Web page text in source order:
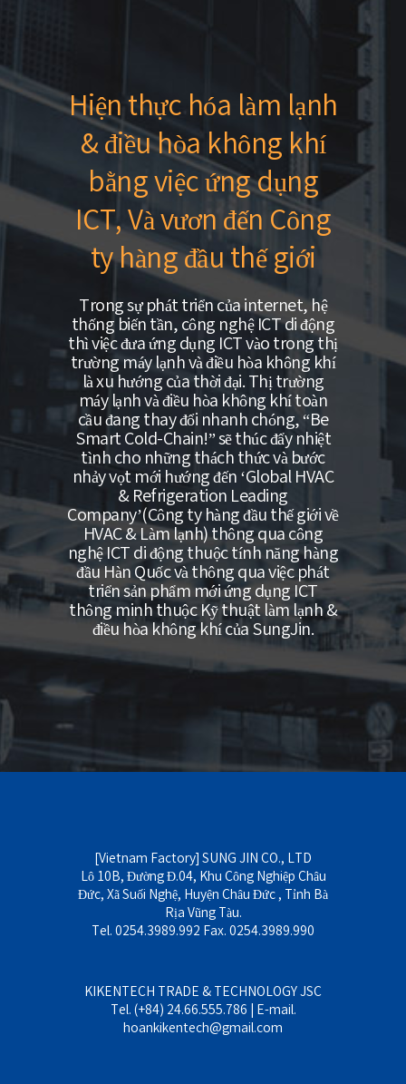
Hiện thực hóa làm lạnh
& điều hòa không khí
bằng việc ứng dụng
ICT, Và vươn đến Công
ty hàng đầu thế giới
Trong sự phát triển của internet, hệ
thống biến tần, công nghệ ICT di động
thì việc đưa ứng dụng ICT vào trong thị
trường máy lạnh và điều hòa không khí
là xu hướng của thời đại. Thị trường
máy lạnh và điều hòa không khí toàn
cầu đang thay đổi nhanh chóng, “Be
Smart Cold-Chain!” sẽ thúc đẩy nhiệt
tình cho những thách thức và bước
nhảy vọt mới hướng đến ‘Global HVAC
& Refrigeration Leading
Company’(Công ty hàng đầu thế giới về
HVAC & Làm lạnh) thông qua công
nghệ ICT di động thuộc tính năng hàng
đầu Hàn Quốc và thông qua việc phát
triển sản phẩm mới ứng dụng ICT
thông minh thuộc Kỹ thuật làm lạnh &
điều hòa không khí của SungJin.
[Vietnam Factory] SUNG JIN CO., LTD
Lô 10B, Đường Đ.04, Khu Công Nghiệp Châu
Đức, Xã Suối Nghệ, Huyện Châu Đức , Tỉnh Bà
Rịa Vũng Tàu.
Tel. 0254.3989.992 Fax. 0254.3989.990
KIKENTECH TRADE & TECHNOLOGY JSC
Tel. (+84) 24.66.555.786 | E-mail.
hoankikentech@gmail.com